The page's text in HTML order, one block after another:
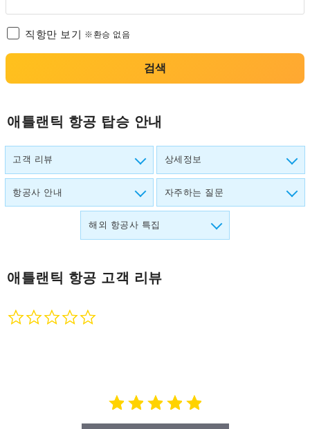
직항만 보기 ※환승 없음
검색
애틀랜틱 항공 탑승 안내
고객 리뷰 상세정보
항공사 안내 자주하는 질문
해외 항공사 특집
애틀랜틱 항공 고객 리뷰